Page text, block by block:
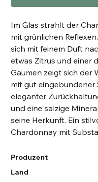
Im Glas strahlt der
mit grünlichen
sich mit feinem Duft
etwas Zitrus und einer
Gaumen zeigt sich der
mit gut eingebundener
eleganter
und eine salzige
seine Herkunft. Ein
Chardonnay mit
Produzent
Land